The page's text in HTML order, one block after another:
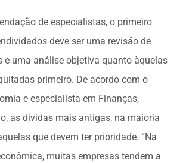
de especialistas, o primeiro
deve ser uma revisão de
e uma análise objetiva quanto àquelas
primeiro. De acordo com o
e especialista em Finanças,
as dívidas mais antigas, na maioria
que devem ter prioridade. “Na
muitas empresas tendem a